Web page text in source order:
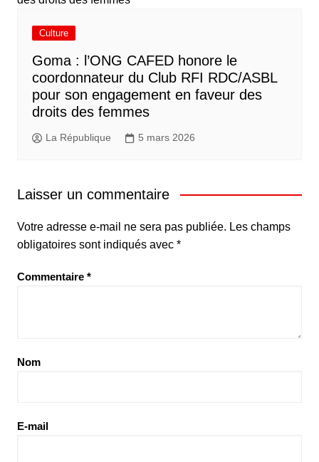
Culture
Goma : l’ONG CAFED honore le
coordonnateur du Club RFI RDC/ASBL
pour son engagement en faveur des
droits des femmes
La République 5 mars 2026
Laisser un commentaire
Votre adresse e-mail ne sera pas publiée. Les champs
obligatoires sont indiqués avec *
Commentaire *
Nom
E-mail